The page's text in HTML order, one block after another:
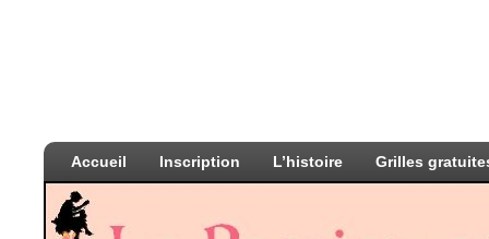
Accueil Inscription L’histoire Grilles